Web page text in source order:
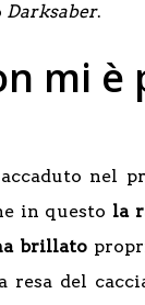
Darksaber.
mi è
nel
in questo la
brillato
resa del